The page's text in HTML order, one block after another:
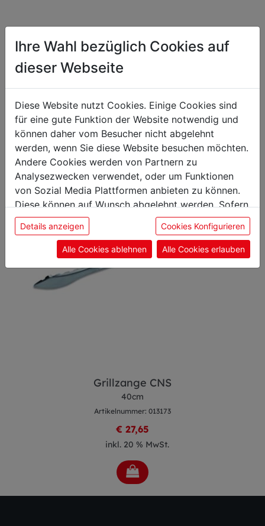
Das könnte Sie auch
interessieren
Grillzange CNS
Artikelnummer: 013173
Zitronenschaber
Ihre Wahl bezüglich Cookies auf
dieser Webseite
Diese Website nutzt Cookies. Einige Cookies sind
für eine gute Funktion der Website notwendig und
können daher vom Besucher nicht abgelehnt
werden, wenn Sie diese Website besuchen möchten.
Andere Cookies werden von Partnern zu
Analysezwecken verwendet, oder um Funktionen
von Sozial Media Plattformen anbieten zu können.
Diese können auf Wunsch abgelehnt werden. Sofern
sie unsere Webseite weiter nutzen, geben Sie
Einwilligung zu unseren Cookies.
Details anzeigen Cookies Konfigurieren
Alle Cookies ablehnen Alle Cookies erlauben